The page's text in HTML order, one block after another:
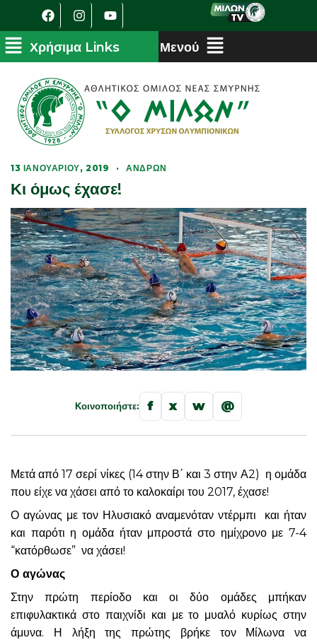
13 ΙΑΝΟΥΑΡΊΟΥ, 2019 · ΑΝΔΡΏΝ
Κι όμως έχασε!
Κοινοποιήστε: f x w @
Μετά από 17 σερί νίκες (14 στην Β΄ και 3 στην Α2) η ομάδα
που είχε να χάσει από το καλοκαίρι του 2017, έχασε!
Ο αγώνας με τον Ηλυσιακό αναμενόταν ντέρμπι και ήταν
και παρότι η ομάδα ήταν μπροστά στο ημίχρονο με 7-4
“κατόρθωσε” να χάσει!
Ο αγώνας
Στην πρώτη περίοδο και οι δύο ομάδες μπήκαν
επιφυλακτικά στο παιχνίδι και με το μυαλό κυρίως στην
άμυνα. Η λήξη της πρώτης βρήκε τον Μίλωνα να